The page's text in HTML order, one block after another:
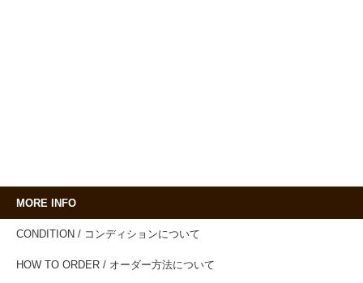
MORE INFO
CONDITION / コンディションについて
HOW TO ORDER / オーダー方法について